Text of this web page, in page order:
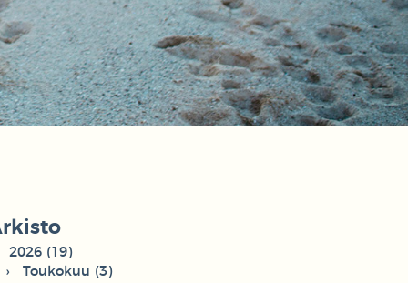
2026 (19)
Toukokuu (3)